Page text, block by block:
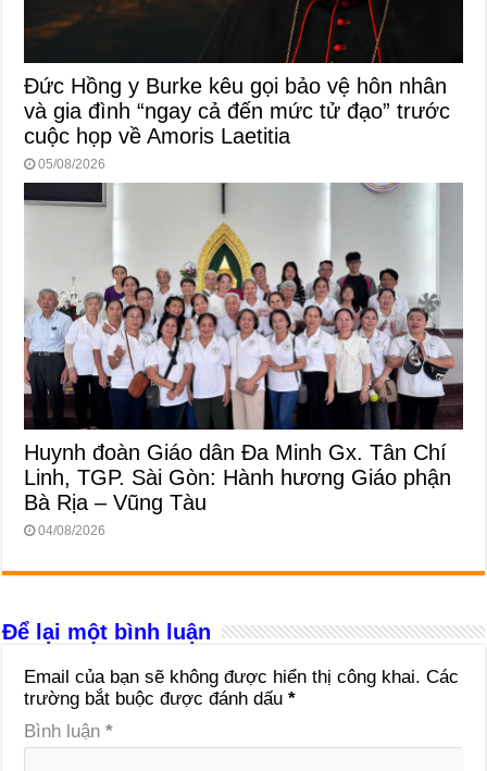
Đức Hồng y Burke kêu gọi bảo vệ hôn nhân
và gia đình “ngay cả đến mức tử đạo” trước
cuộc họp về Amoris Laetitia
05/08/2026
Huynh đoàn Giáo dân Đa Minh Gx. Tân Chí
Linh, TGP. Sài Gòn: Hành hương Giáo phận
Bà Rịa – Vũng Tàu
04/08/2026
Để lại một bình luận
Email của bạn sẽ không được hiển thị công khai. Các
trường bắt buộc được đánh dấu*
Bình luận*